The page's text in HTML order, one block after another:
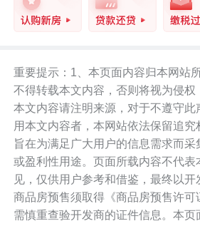
重要提示：1、本页面内容归本网站
不得转载本文内容，否则将视为侵权
本文内容请注明来源，对于不遵守此
用本文内容者，本网站依法保留追究
旨在为满足广大用户的信息需求而
或盈利性用途。页面所载内容不代表
见，仅供用户参考和借鉴，最终以开
商品房预售须取得《商品房预售许
需慎重查验开发商的证件信息。本页